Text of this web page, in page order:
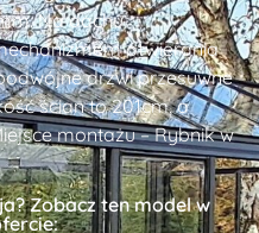
Na dachu
otwierania
drzwi przesuwne
ścian to 201cm, a
montażu – Rybnik w
Zobacz ten model w